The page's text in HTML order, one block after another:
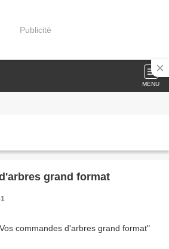
Publicité
MENU
grand format